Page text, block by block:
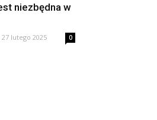
niezbędna w
27 lutego 2025 0